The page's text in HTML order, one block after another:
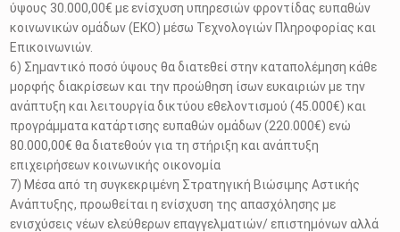
ύψους 30.000,00€ με ενίσχυση υπηρεσιών φροντίδας ευπαθών
κοινωνικών ομάδων (ΕΚΟ) μέσω Τεχνολογιών Πληροφορίας και
Επικοινωνιών.
6) Σημαντικό ποσό ύψους θα διατεθεί στην καταπολέμηση κάθε
μορφής διακρίσεων και την προώθηση ίσων ευκαιριών με την
ανάπτυξη και λειτουργία δικτύου εθελοντισμού (45.000€) και
προγράμματα κατάρτισης ευπαθών ομάδων (220.000€) ενώ
80.000,00€ θα διατεθούν για τη στήριξη και ανάπτυξη
επιχειρήσεων κοινωνικής οικονομία
7) Μέσα από τη συγκεκριμένη Στρατηγική Βιώσιμης Αστικής
Ανάπτυξης, προωθείται η ενίσχυση της απασχόλησης με
ενισχύσεις νέων ελεύθερων επαγγελματιών/ επιστημόνων αλλά